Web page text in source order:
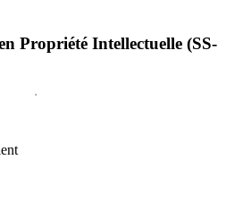
Propriété Intellectuelle (SS-